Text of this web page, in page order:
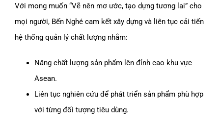
Với mong muốn “Vẽ nên mơ ước, tạo dựng tương lai” cho
mọi người, Bến Nghé cam kết xây dựng và liên tục cải tiến
hệ thống quản lý chất lượng nhằm:
Nâng chất lượng sản phẩm lên đỉnh cao khu vực
Asean.
Liên tục nghiên cứu để phát triển sản phẩm phù hợp
với từng đối tượng tiêu dùng.